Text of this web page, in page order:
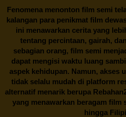
Fenomena menonton film semi
kalangan para penikmat film
ini menawarkan cerita yang
tentang percintaan, gairah,
sebagian orang, film semi
dapat mengisi waktu luang
aspek kehidupan. Namun, akses
tidak selalu mudah di platform
alternatif menarik berupa
yang menawarkan beragam film
hingga